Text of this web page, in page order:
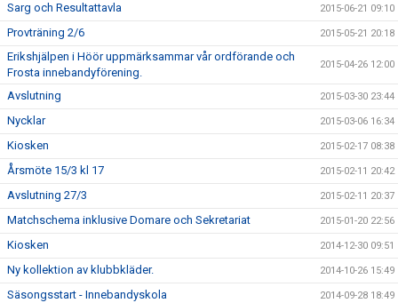
Sarg och Resultattavla 2015-06-21 09:10
Provträning 2/6 2015-05-21 20:18
Erikshjälpen i Höör uppmärksammar vår ordförande och
Frosta innebandyförening.
2015-04-26 12:00
Avslutning 2015-03-30 23:44
Nycklar 2015-03-06 16:34
Kiosken 2015-02-17 08:38
Årsmöte 15/3 kl 17 2015-02-11 20:42
Avslutning 27/3 2015-02-11 20:37
Matchschema inklusive Domare och Sekretariat 2015-01-20 22:56
Kiosken 2014-12-30 09:51
Ny kollektion av klubbkläder. 2014-10-26 15:49
Säsongsstart - Innebandyskola 2014-09-28 18:49